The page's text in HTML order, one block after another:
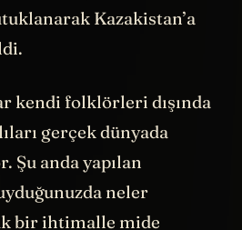
Kazakistan’a
kendi folklörleri dışında
gerçek dünyada
Şu anda yapılan
neler
bir ihtimalle mide